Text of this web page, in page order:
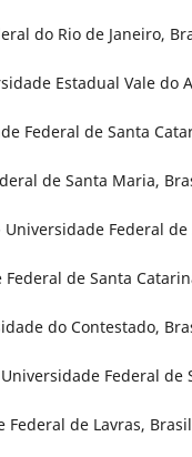
do Rio de Janeiro,
Estadual Vale do
Federal de Santa
de Santa Maria,
Federal
de Santa
do Contestado,
Federal de
Federal de Lavras, Brasil